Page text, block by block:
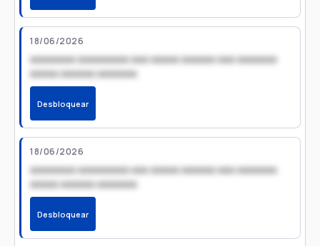
18/06/2026
xxxxxxxx xxxxxxxxx xxx xxxxx xxxxxx xxx xxxxxxx
xxxxx xxxxxx xxxxxxx
Desbloquear
18/06/2026
xxxxxxxx xxxxxxxxx xxx xxxxx xxxxxx xxx xxxxxxx
xxxxx xxxxxx xxxxxxx
Desbloquear